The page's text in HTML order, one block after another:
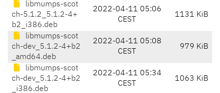
libmumps-scot
ch-5.1.2_5.1.2-4+
b2_i386.deb
2022-04-11 05:06
CEST
1131 KiB
libmumps-scot
ch-dev_5.1.2-4+b2
_amd64.deb
2022-04-11 05:08
CEST
979 KiB
libmumps-scot
ch-dev_5.1.2-4+b2
_i386.deb
2022-04-11 05:34
CEST
1063 KiB